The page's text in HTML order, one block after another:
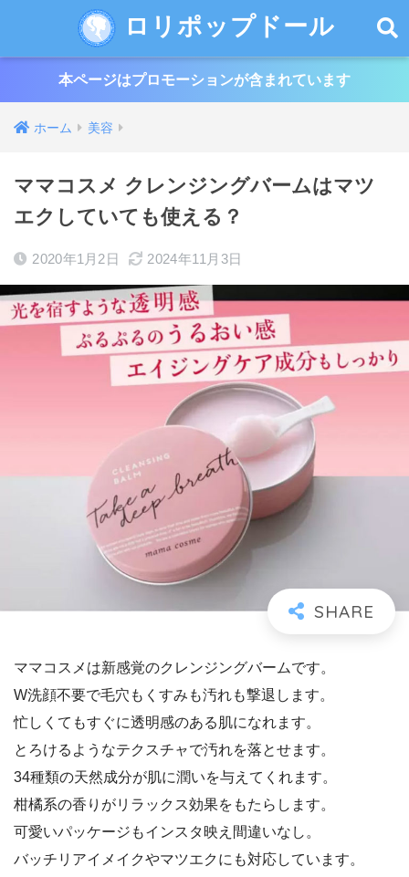
ロリポップドール
本ページはプロモーションが含まれています
ホーム 美容
ママコスメ クレンジングバームはマツ
エクしていても使える？
2020年1月2日 2024年11月3日
ママコスメは新感覚のクレンジングバームです。
W洗顔不要で毛穴もくすみも汚れも撃退します。
忙しくてもすぐに透明感のある肌になれます。
とろけるようなテクスチャで汚れを落とせます。
34種類の天然成分が肌に潤いを与えてくれます。
柑橘系の香りがリラックス効果をもたらします。
可愛いパッケージもインスタ映え間違いなし。
バッチリアイメイクやマツエクにも対応しています。